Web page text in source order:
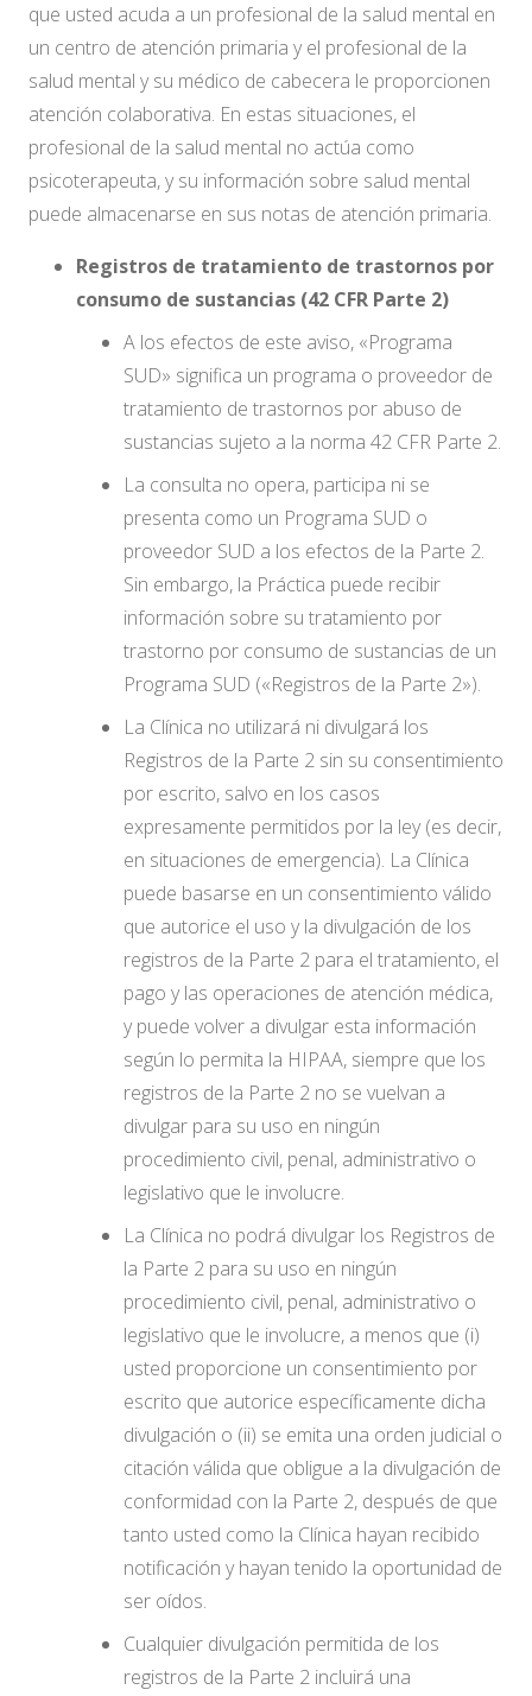
que usted acuda a un profesional de la salud mental en
un centro de atención primaria y el profesional de la
salud mental y su médico de cabecera le proporcionen
atención colaborativa. En estas situaciones, el
profesional de la salud mental no actúa como
psicoterapeuta, y su información sobre salud mental
puede almacenarse en sus notas de atención primaria.
Registros de tratamiento de trastornos por
consumo de sustancias (42 CFR Parte 2)
A los efectos de este aviso, «Programa
SUD» significa un programa o proveedor de
tratamiento de trastornos por abuso de
sustancias sujeto a la norma 42 CFR Parte 2.
La consulta no opera, participa ni se
presenta como un Programa SUD o
proveedor SUD a los efectos de la Parte 2.
Sin embargo, la Práctica puede recibir
información sobre su tratamiento por
trastorno por consumo de sustancias de un
Programa SUD («Registros de la Parte 2»).
La Clínica no utilizará ni divulgará los
Registros de la Parte 2 sin su consentimiento
por escrito, salvo en los casos
expresamente permitidos por la ley (es decir,
en situaciones de emergencia). La Clínica
puede basarse en un consentimiento válido
que autorice el uso y la divulgación de los
registros de la Parte 2 para el tratamiento, el
pago y las operaciones de atención médica,
y puede volver a divulgar esta información
según lo permita la HIPAA, siempre que los
registros de la Parte 2 no se vuelvan a
divulgar para su uso en ningún
procedimiento civil, penal, administrativo o
legislativo que le involucre.
La Clínica no podrá divulgar los Registros de
la Parte 2 para su uso en ningún
procedimiento civil, penal, administrativo o
legislativo que le involucre, a menos que (i)
usted proporcione un consentimiento por
escrito que autorice específicamente dicha
divulgación o (ii) se emita una orden judicial o
citación válida que obligue a la divulgación de
conformidad con la Parte 2, después de que
tanto usted como la Clínica hayan recibido
notificación y hayan tenido la oportunidad de
ser oídos.
Cualquier divulgación permitida de los
registros de la Parte 2 incluirá una